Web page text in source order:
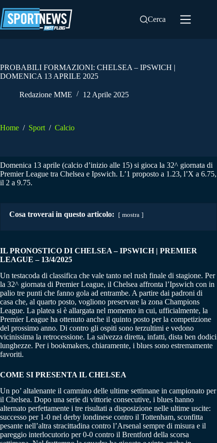
al
contenuto
Cerca
PROBABILI FORMAZIONI: CHELSEA – IPSWICH |
DOMENICA 13 APRILE 2025
Redazione MME 12 Aprile 2025
Home / Sport / Calcio
Domenica 13 aprile (calcio d’inizio alle 15) si gioca la 32^ giornata di
Premier League tra Chelsea e Ipswich. L’1 proposto a 1.23, l’X a 6.75,
il 2 a 9.75.
Cosa troverai in questo articolo: mostra
IL PRONOSTICO DI CHELSEA – IPSWICH | PREMIER
LEAGUE – 13/4/2025
Un testacoda di classifica che vale tanto nel rush finale di stagione. Per
la 32^ giornata di Premier League, il Chelsea affronta l’Ipswich con in
palio tre punti che fanno gola ad entrambe. A partire dai padroni di
casa che, al quarto posto, vogliono preservare la zona Champions
League. La platea si è allargata nel momento in cui, ufficialmente, la
Premier League ha ottenuto anche il quinto posto per la competizione
del prossimo anno. Di contro gli ospiti sono terzultimi e vedono
vicinissima la retrocessione. La salvezza diretta, infatti, dista ben dodici
lunghezze. Per i bookmakers, chiaramente, i blues sono estremamente
favoriti.
COME SI PRESENTA IL CHELSEA
Un po’ altalenante il cammino delle ultime settimane in campionato per
il Chelsea. Dopo una serie di vittorie consecutive, i blues hanno
alternato perfettamente i tre risultati a disposizione nelle ultime uscite:
successo per 1-0 nel derby londinese contro il Tottenham, sconfitta
pesante nell’altra stracittadina contro l’Arsenal sempre di misura e il
pareggio interlocutorio per 0-0 contro il Brentford della scorsa